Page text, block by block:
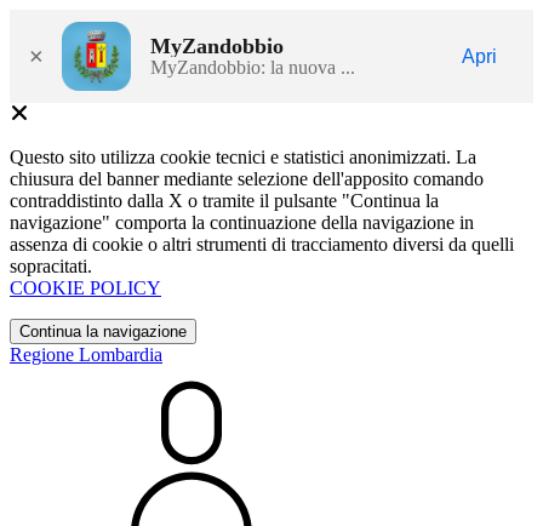
× MyZandobbio
MyZandobbio: la nuova ...
Apri
Questo sito utilizza cookie tecnici e statistici anonimizzati. La
chiusura del banner mediante selezione dell'apposito comando
contraddistinto dalla X o tramite il pulsante "Continua la
navigazione" comporta la continuazione della navigazione in
assenza di cookie o altri strumenti di tracciamento diversi da quelli
sopracitati.
COOKIE POLICY
Continua la navigazione
Regione Lombardia